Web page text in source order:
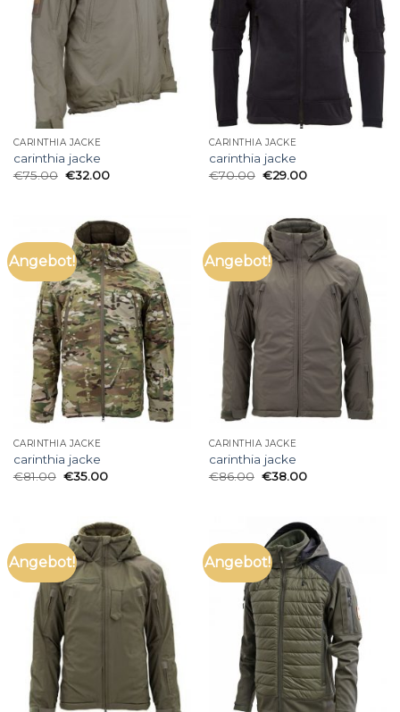
CARINTHIA JACKE
carinthia jacke
€75.00 €32.00
CARINTHIA JACKE
carinthia jacke
€70.00 €29.00
Angebot!
CARINTHIA JACKE
carinthia jacke
€81.00 €35.00
Angebot!
CARINTHIA JACKE
carinthia jacke
€86.00 €38.00
Angebot! Angebot!